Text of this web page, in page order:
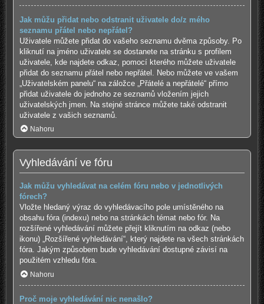
Jak můžu přidat nebo odstranit uživatele do/z mého
seznamu přátel nebo nepřátel?
Uživatele můžete přidat do vašeho seznamu dvěma způsoby. Po
kliknutí na jméno uživatele se dostanete na stránku s profilem
uživatele, kde najdete odkaz, pomocí kterého můžete uživatele
přidat do seznamu přátel nebo nepřátel. Nebo můžete ve vašem
„Uživatelském panelu“ na záložce „Přátelé a nepřátelé“ přímo
přidat uživatele do jednoho ze seznamů vložením jejich
uživatelských jmen. Na stejné stránce můžete také odstranit
uživatele z vašich seznamů.
Nahoru
Vyhledávání ve fóru
Jak můžu vyhledávat na celém fóru nebo v jednotlivých
fórech?
Vložte hledaný výraz do vyhledávacího pole umístěného na
obsahu fóra (indexu) nebo na stránkách témat nebo fór. Na
rozšířené vyhledávání můžete přejít kliknutím na odkaz (nebo
ikonu) „Rozšířené vyhledávání“, který najdete na všech stránkách
fóra. Jakým způsobem bude vyhledávání dostupné závisí na
použitém vzhledu fóra.
Nahoru
Proč moje vyhledávání nic nenašlo?